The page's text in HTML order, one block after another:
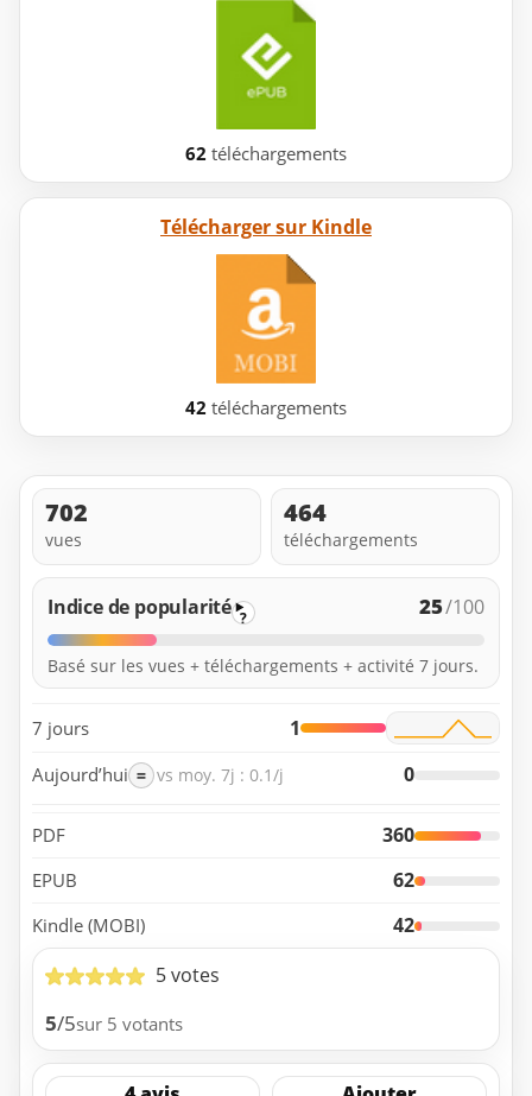
62 téléchargements
Télécharger sur Kindle
42 téléchargements
702
vues
464
téléchargements
Indice de popularité ? 25/100
Basé sur les vues + téléchargements + activité 7 jours.
7 jours 1
Aujourd’hui = vs moy. 7j : 0.1/j 0
PDF 360
EPUB 62
Kindle (MOBI)
42
5 votes
5/5sur 5 votants